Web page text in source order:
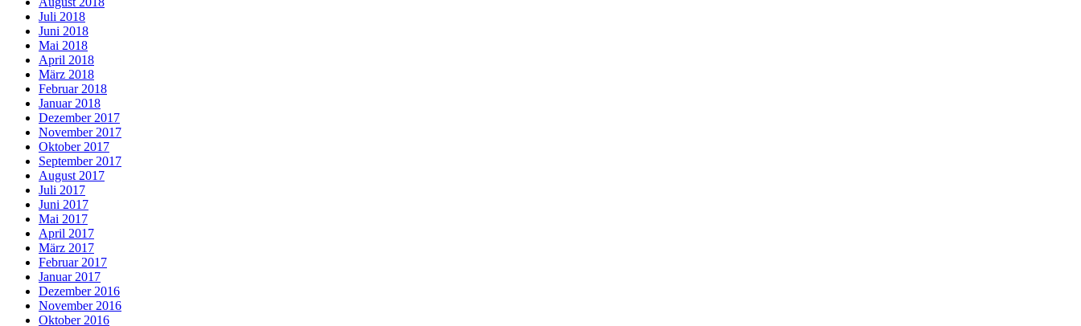
Juli 2018
Juni 2018
Mai 2018
April 2018
März 2018
Februar 2018
Januar 2018
Dezember 2017
November 2017
Oktober 2017
September 2017
August 2017
Juli 2017
Juni 2017
Mai 2017
April 2017
März 2017
Februar 2017
Januar 2017
Dezember 2016
November 2016
Oktober 2016